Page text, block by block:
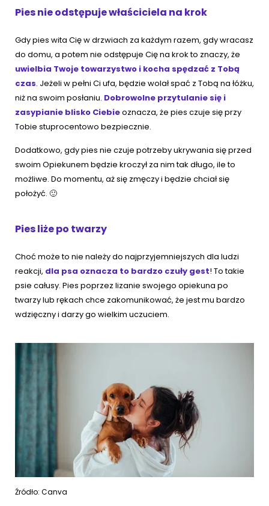
Pies nie odstępuje właściciela na krok
Gdy pies wita Cię w drzwiach za każdym razem, gdy wracasz
do domu, a potem nie odstępuje Cię na krok to znaczy, że
uwielbia Twoje towarzystwo i kocha spędzać z Tobą
czas. Jeżeli w pełni Ci ufa, będzie wolał spać z Tobą na łóżku,
niż na swoim posłaniu. Dobrowolne przytulanie się i
zasypianie blisko Ciebieoznacza, że pies czuje się przy
Tobie stuprocentowo bezpiecznie.
Dodatkowo, gdy pies nie czuje potrzeby ukrywania się przed
swoim Opiekunem będzie kroczył za nim tak długo, ile to
możliwe. Do momentu, aż się zmęczy i będzie chciał się
położyć. 🙂
Pies liże po twarzy
Choć może to nie należy do najprzyjemniejszych dla ludzi
reakcji, dla psa oznacza to bardzo czuły gest! To takie
psie całusy. Pies poprzez lizanie swojego opiekuna po
twarzy lub rękach chce zakomunikować, że jest mu bardzo
wdzięczny i darzy go wielkim uczuciem.
Źródło: Canva